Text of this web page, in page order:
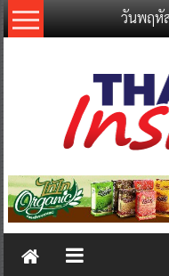
Skip
to
วันพฤหั
Thailand
New